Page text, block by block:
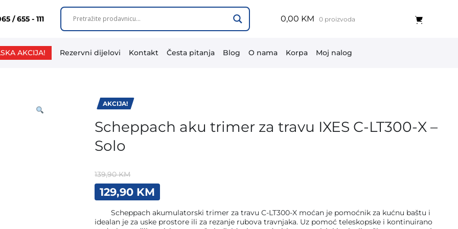
/ 655 - 111 0,00 KM 0 proizvoda
AKCIJA! Rezervni dijelovi Kontakt Česta pitanja Blog O nama Korpa Moj nalog
AKCIJA!
Scheppach aku trimer za travu IXES C-LT300-X –
Solo
139,90KM
Original
price
was:
139,90 KM.
129,90 KM
Current
price
is:
129,90 KM.
Scheppach akumulatorski trimer za travu C-LT300-X moćan je pomoćnik za kućnu baštu i
idealan je za uske prostore ili za rezanje rubova travnjaka. Uz pomoć teleskopske i kontinuirano